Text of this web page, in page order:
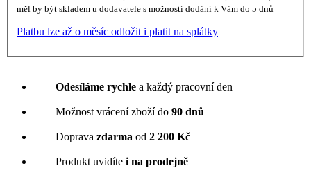
měl by být skladem u dodavatele s možností dodání k Vám do 5 dnů
Platbu lze až o měsíc odložit i platit na splátky
Odesíláme rychle a každý pracovní den
Možnost vrácení zboží do 90 dnů
Doprava zdarma od 2 200 Kč
Produkt uvidíte i na prodejně